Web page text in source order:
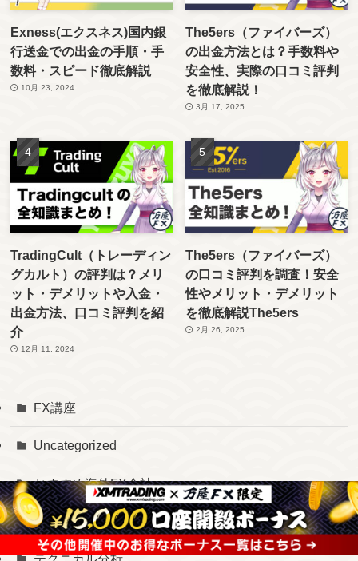
Exness(エクスネス)国内銀
行送金での出金の手順・手
数料・スピード徹底解説
10月 23, 2024
The5ers（ファイバーズ）
の出金方法とは？手数料や
安全性、実際の口コミ評判
を徹底解説！
3月 17, 2025
TradingCult（トレーディン
グカルト）の評判は？メリ
ット・デメリットや入金・
出金方法、口コミ評判を紹
介
12月 11, 2024
The5ers（ファイバーズ）
の口コミ評判を調査！安全
性やメリット・デメリット
を徹底解説The5ers
2月 26, 2025
FX講座
Uncategorized
おすすめ海外FX会社
チャートパターン